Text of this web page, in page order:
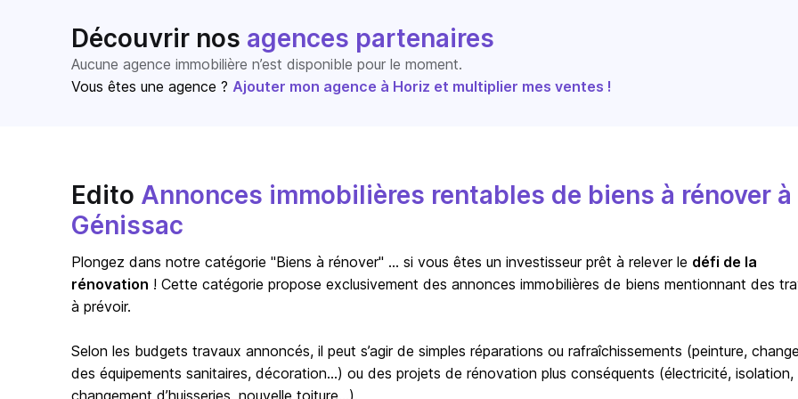
Découvrir nos agences partenaires
Aucune agence immobilière n’est disponible pour le moment.
Vous êtes une agence ? Ajouter mon agence à Horiz et multiplier mes ventes !
Edito Annonces immobilières rentables de biens à rénover à
Génissac
Plongez dans notre catégorie "Biens à rénover" … si vous êtes un investisseur prêt à relever le défi de la
rénovation ! Cette catégorie propose exclusivement des annonces immobilières de biens mentionnant des
à prévoir.
Selon les budgets travaux annoncés, il peut s’agir de simples réparations ou rafraîchissements (peinture,
des équipements sanitaires, décoration…) ou des projets de rénovation plus conséquents (électricité, isolation,